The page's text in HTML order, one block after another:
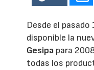
Desde el
disponible la
Gesipa para
todas los